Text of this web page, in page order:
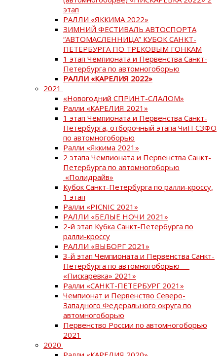
этап
РАЛЛИ «ЯККИМА 2022»
ЗИМНИЙ ФЕСТИВАЛЬ АВТОСПОРТА
“АВТОМАСЛЕННИЦА” КУБОК САНКТ-
ПЕТЕРБУРГА ПО ТРЕКОВЫМ ГОНКАМ
1 этап Чемпионата и Первенства Санкт-
Петербурга по автомногоборью
РАЛЛИ «КАРЕЛИЯ 2022»
2021
«Новогодний СПРИНТ-СЛАЛОМ»
Ралли «КАРЕЛИЯ 2021»
1 этап Чемпионата и Первенства Санкт-
Петербурга, отборочный этапа ЧиП СЗФО
по автомногоборью
Ралли «Яккима 2021»
2 этапа Чемпионата и Первенства Санкт-
Петербурга по автомногоборью
«Полидрайв»
Кубок Санкт-Петербурга по ралли-кроссу,
1 этап
Ралли «PICNIC 2021»
РАЛЛИ «БЕЛЫЕ НОЧИ 2021»
2-й этап Кубка Санкт-Петербурга по
ралли-кроссу
РАЛЛИ «ВЫБОРГ 2021»
3-й этап Чемпионата и Первенства Санкт-
Петербурга по автомногоборью —
«Пискаревка» 2021»
Ралли «САНКТ-ПЕТЕРБУРГ 2021»
Чемпионат и Первенство Северо-
Западного Федерального округа по
автомногоборью
Первенство России по автомногоборью
2021
2020